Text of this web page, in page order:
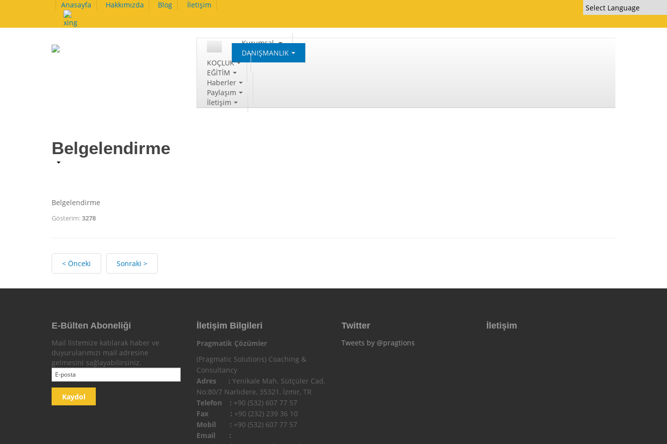
Anasayfa Hakkımızda Blog İletişim
Kurumsal
DANIŞMANLIK
KOÇLUK
EĞİTİM
Haberler
Paylaşım
İletişim
Belgelendirme
Belgelendirme
Gösterim:3278
< Önceki Sonraki >
E-Bülten Aboneliği
Mail listemize katılarak haber ve
duyurularımızı mail adresine
gelmesini sağlayabilirsiniz.
İletişim Bilgileri
Pragmatik Çözümler
(Pragmatic Solutions) Coaching &
Consultancy
Adres : Yenikale Mah. Sütçüler Cad.
No:80/7 Narlıdere, 35321, İzmir, TR
Telefon : +90 (532) 607 77 57
Fax : +90 (232) 239 36 10
Mobil : +90 (532) 607 77 57
Email :
Twitter
Tweets by @pragtions
İletişim